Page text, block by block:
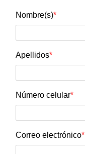
Nombre(s)*
Apellidos*
Número celular*
Correo electrónico*